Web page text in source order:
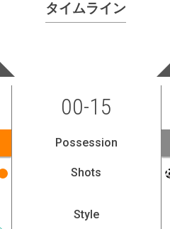
タイムライン
00-15
Possession
Shots
Style